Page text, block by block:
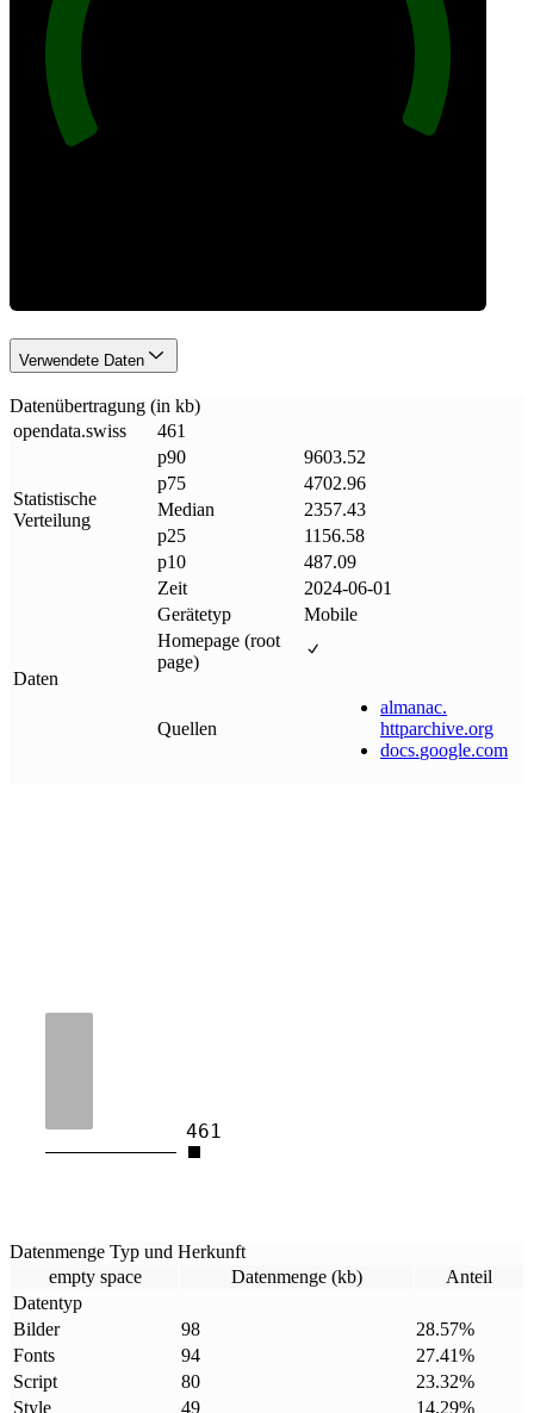
Verwendete Daten
Datenübertragung (in kb)
opendata.swiss 461
Statistische
Verteilung
p90
9603.52
p75
4702.96
Median
2357.43
p25
1156.58
p10
487.09
Daten
Zeit
2024-06-01
Gerätetyp
Mobile
Homepage (root
page)
Quellen
almanac.
httparchive.org
docs.google.com
461
Datenmenge Typ und Herkunft
empty space
Datenmenge (kb)
Anteil
Datentyp
Bilder
98 28.57%
Fonts
94 27.41%
Script
80 23.32%
Style
49 14.29%